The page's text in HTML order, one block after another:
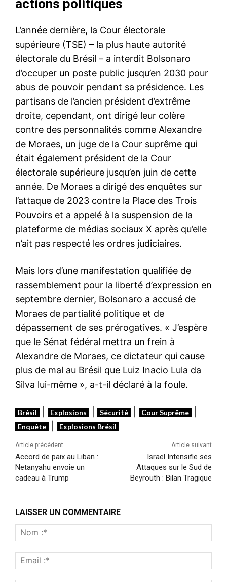
actions politiques
L’année dernière, la Cour électorale
supérieure (TSE) – la plus haute autorité
électorale du Brésil – a interdit Bolsonaro
d’occuper un poste public jusqu’en 2030 pour
abus de pouvoir pendant sa présidence. Les
partisans de l’ancien président d’extrême
droite, cependant, ont dirigé leur colère
contre des personnalités comme Alexandre
de Moraes, un juge de la Cour suprême qui
était également président de la Cour
électorale supérieure jusqu’en juin de cette
année. De Moraes a dirigé des enquêtes sur
l’attaque de 2023 contre la Place des Trois
Pouvoirs et a appelé à la suspension de la
plateforme de médias sociaux X après qu’elle
n’ait pas respecté les ordres judiciaires.
Mais lors d’une manifestation qualifiée de
rassemblement pour la liberté d’expression en
septembre dernier, Bolsonaro a accusé de
Moraes de partialité politique et de
dépassement de ses prérogatives. « J’espère
que le Sénat fédéral mettra un frein à
Alexandre de Moraes, ce dictateur qui cause
plus de mal au Brésil que Luiz Inacio Lula da
Silva lui-même », a-t-il déclaré à la foule.
Brésil Explosions Sécurité Cour Suprême
Enquête Explosions Brésil
Article précédent
Accord de paix au Liban :
Netanyahu envoie un
cadeau à Trump
Article suivant
Israël Intensifie ses
Attaques sur le Sud de
Beyrouth : Bilan Tragique
LAISSER UN COMMENTAIRE
:*
:*